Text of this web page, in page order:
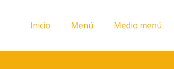
Inicio Menú Medio menú